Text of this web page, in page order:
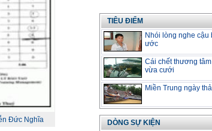
Đức Nghĩa
TIÊU ĐIỂM
Nhói lòng nghe
ước
Cái chết thương
vừa cưới
Miền Trung ngày
DÒNG SỰ KIỆN